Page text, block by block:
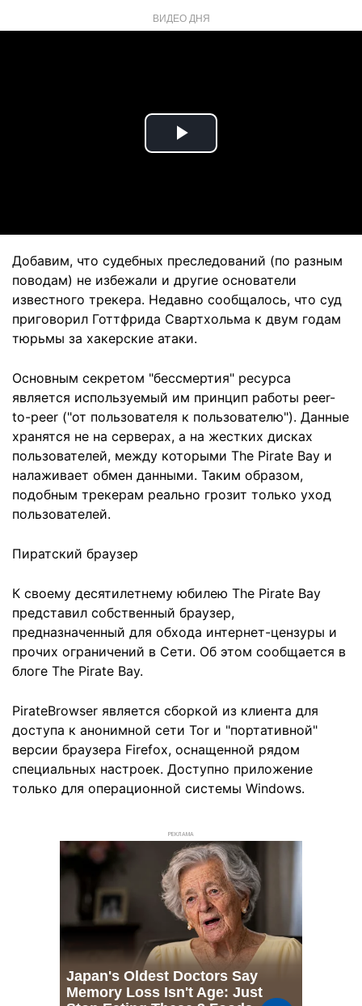
ВИДЕО ДНЯ
Play
Добавим, что судебных преследований (по разным
поводам) не избежали и другие основатели
известного трекера. Недавно сообщалось, что суд
приговорил Готтфрида Свартхольма к двум годам
тюрьмы за хакерские атаки.
Основным секретом "бессмертия" ресурса
является используемый им принцип работы peer-
to-peer ("от пользователя к пользователю"). Данные
хранятся не на серверах, а на жестких дисках
пользователей, между которыми The Pirate Bay и
налаживает обмен данными. Таким образом,
подобным трекерам реально грозит только уход
пользователей.
Пиратский браузер
К своему десятилетнему юбилею The Pirate Bay
представил собственный браузер,
предназначенный для обхода интернет-цензуры и
прочих ограничений в Сети. Об этом сообщается в
блоге The Pirate Bay.
PirateBrowser является сборкой из клиента для
доступа к анонимной сети Tor и "портативной"
версии браузера Firefox, оснащенной рядом
специальных настроек. Доступно приложение
только для операционной системы Windows.
РЕКЛАМА